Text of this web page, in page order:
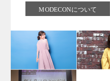
MODECONについて